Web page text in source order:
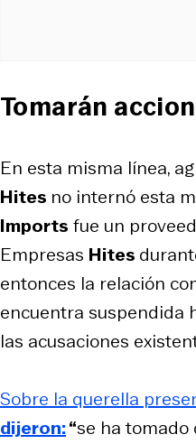
Tomarán
En esta misma línea,
Hites no internó esta
Imports fue un
Empresas Hites
entonces la relación
encuentra suspendida
las acusaciones
Sobre la querella
dijeron:“se ha tomado